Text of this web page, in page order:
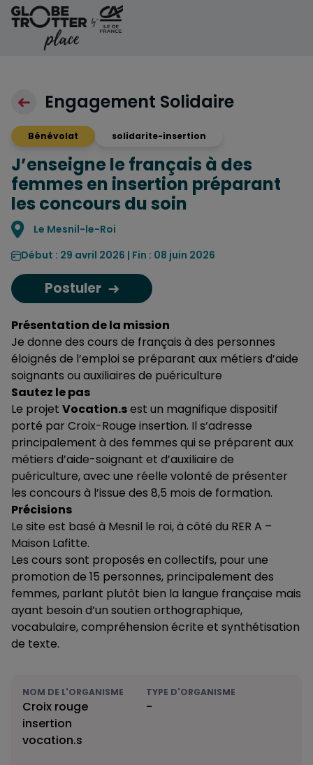
Aller au contenu
Engagement Solidaire
Bénévolat solidarite-insertion
J’enseigne le français à des
femmes en insertion préparant
les concours du soin
Localisation
Le Mesnil-le-Roi
Début : 29 avril 2026 | Fin : 08 juin 2026
Postuler
Présentation de la mission
Je donne des cours de français à des personnes
éloignés de l’emploi se préparant aux métiers d’aide
soignants ou auxiliaires de puériculture
Sautez le pas
Le projet Vocation.sest un magnifique dispositif
porté par Croix-Rouge insertion. Il s’adresse
principalement à des femmes qui se préparent aux
métiers d’aide-soignant et d’auxiliaire de
puériculture, avec une réelle volonté de présenter
les concours à l’issue des 8,5 mois de formation.
Précisions
Le site est basé à Mesnil le roi, à côté du RER A –
Maison Lafitte.
Les cours sont proposés en collectifs, pour une
promotion de 15 personnes, principalement des
femmes, parlant plutôt bien la langue française mais
ayant besoin d’un soutien orthographique,
vocabulaire, compréhension écrite et synthétisation
de texte.
NOM DE L'ORGANISME
Croix rouge
insertion
vocation.s
TYPE D'ORGANISME
-